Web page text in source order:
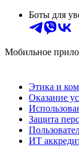
Боты для
Мобильное
Этика и
Оказание
Защита
ИТ